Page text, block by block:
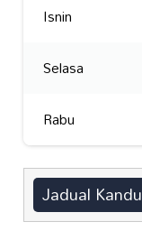
Isnin
Selasa
Rabu
Jadual